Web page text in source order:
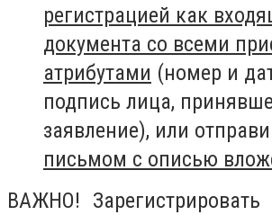
регистрацией как
документа со всеми
атрибутами (номер и
подпись лица,
заявление), или
письмом с описью
ВАЖНО! Зарегистрировать